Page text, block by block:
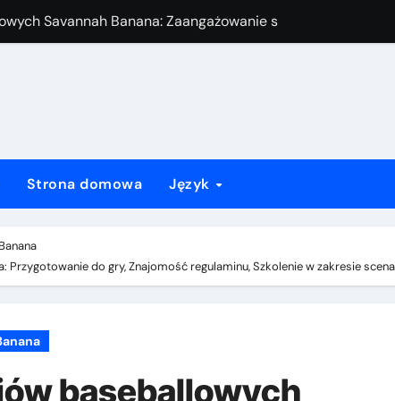
punktowanie, prowadzenie rekordów, statystyki
zespołu, Rozwiązywanie konfliktów, Role przywódcze
rodziców, Systemy wsparcia, Wskazówki
Savannah Banana: Przygotowanie do gry, Znajomość
Strona domowa Język
Przygotowanie do gry, Znajomość regulaminu, Szkolenie w zakresie
baseballowych